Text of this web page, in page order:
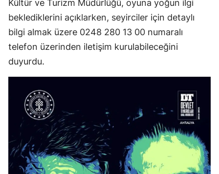
Kültür ve Turizm Müdürlüğü, oyuna yoğun ilgi
beklediklerini açıklarken, seyirciler için detaylı
bilgi almak üzere 0248 280 13 00 numaralı
telefon üzerinden iletişim kurulabileceğini
duyurdu.